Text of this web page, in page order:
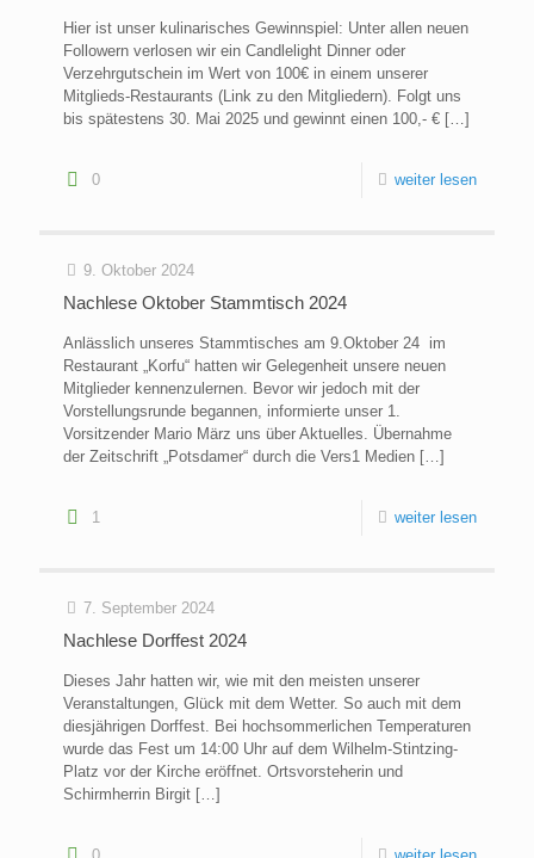
Hier ist unser kulinarisches Gewinnspiel: Unter allen neuen
Followern verlosen wir ein Candlelight Dinner oder
Verzehrgutschein im Wert von 100€ in einem unserer
Mitglieds-Restaurants (Link zu den Mitgliedern). Folgt uns
bis spätestens 30. Mai 2025 und gewinnt einen 100,- € […]
0 weiter lesen
9. Oktober 2024
Nachlese Oktober Stammtisch 2024
Anlässlich unseres Stammtisches am 9.Oktober 24 im
Restaurant „Korfu“ hatten wir Gelegenheit unsere neuen
Mitglieder kennenzulernen. Bevor wir jedoch mit der
Vorstellungsrunde begannen, informierte unser 1.
Vorsitzender Mario März uns über Aktuelles. Übernahme
der Zeitschrift „Potsdamer“ durch die Vers1 Medien […]
1 weiter lesen
7. September 2024
Nachlese Dorffest 2024
Dieses Jahr hatten wir, wie mit den meisten unserer
Veranstaltungen, Glück mit dem Wetter. So auch mit dem
diesjährigen Dorffest. Bei hochsommerlichen Temperaturen
wurde das Fest um 14:00 Uhr auf dem Wilhelm-Stintzing-
Platz vor der Kirche eröffnet. Ortsvorsteherin und
Schirmherrin Birgit […]